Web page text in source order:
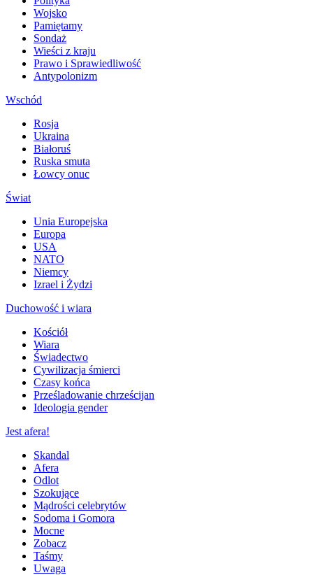
Wojsko
Pamiętamy
Sondaż
Wieści z kraju
Prawo i Sprawiedliwość
Antypolonizm
Wschód
Rosja
Ukraina
Białoruś
Ruska smuta
Łowcy onuc
Świat
Unia Europejska
Europa
USA
NATO
Niemcy
Izrael i Żydzi
Duchowość i wiara
Kościół
Wiara
Świadectwo
Cywilizacja śmierci
Czasy końca
Prześladowanie chrześcijan
Ideologia gender
Jest afera!
Skandal
Afera
Odlot
Szokujące
Mądrości celebrytów
Sodoma i Gomora
Mocne
Zobacz
Taśmy
Uwaga